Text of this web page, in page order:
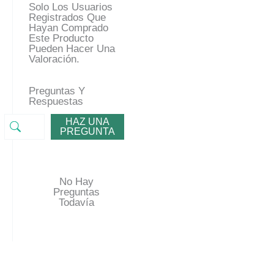
Solo Los Usuarios
Registrados Que
Hayan Comprado
Este Producto
Pueden Hacer Una
Valoración.
Preguntas Y
Respuestas
HAZ UNA
PREGUNTA
No Hay
Preguntas
Todavía